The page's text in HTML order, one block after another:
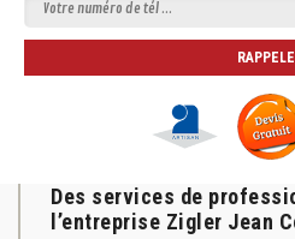
Des services de
l’entreprise Zigler Jean